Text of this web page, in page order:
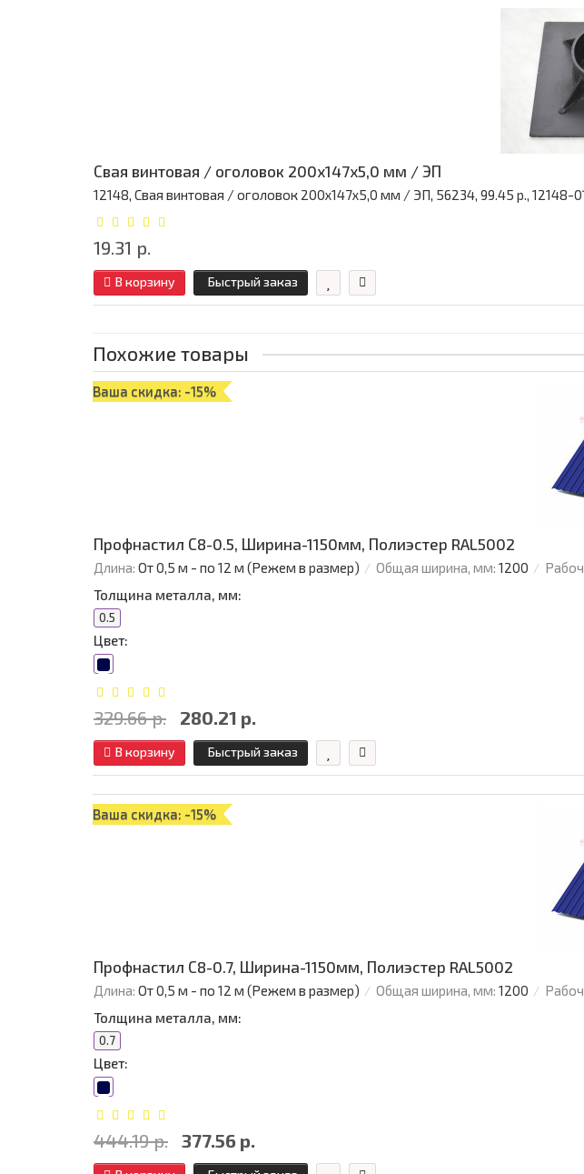
Свая винтовая / оголовок 200x147x5,0 мм / ЭП
12148, Свая винтовая / оголовок 200x147x5,0 мм / ЭП, 56234, 99.45 р., 12148-
19.31 р.
В корзину Быстрый заказ
Похожие товары
Ваша скидка: -15%
Профнастил С8-0.5, Ширина-1150мм, Полиэстер RAL5002
Длина: От 0,5 м - по 12 м (Режем в размер) Общая ширина, мм: 1200
Толщина металла, мм:
0.5
Цвет:
329.66 р. 280.21 р.
В корзину Быстрый заказ
Ваша скидка: -15%
Профнастил С8-0.7, Ширина-1150мм, Полиэстер RAL5002
Длина: От 0,5 м - по 12 м (Режем в размер) Общая ширина, мм: 1200
Толщина металла, мм:
0.7
Цвет:
444.19 р. 377.56 р.